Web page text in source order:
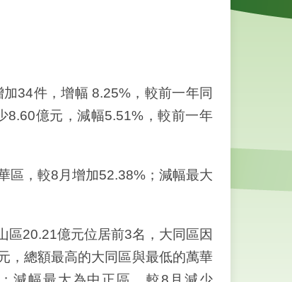
34件，增幅 8.25%，較前一年同
8.60億元，減幅5.51%，較前一年
，較8月增加52.38%；減幅最大
20.21億元位居前3名，大同區因
，總額最高的大同區與最低的萬華